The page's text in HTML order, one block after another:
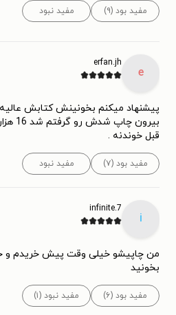
مفید بود (۹) مفید نبود
e
erfan.jh
پیشنهاد میکنم بخونینش کتابش
قبل خوندنه .
مفید بود (۷) مفید نبود
i
infinite.7
من چاپیشو خیلی وقت پیش خریدم و
بخونید
مفید بود (۶) مفید نبود (۱)